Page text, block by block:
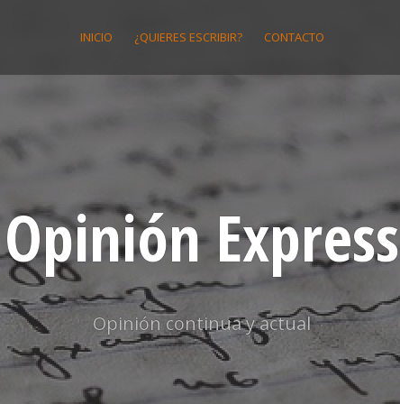
INICIO ¿QUIERES ESCRIBIR? CONTACTO
Opinión Express
Opinión continua y actual